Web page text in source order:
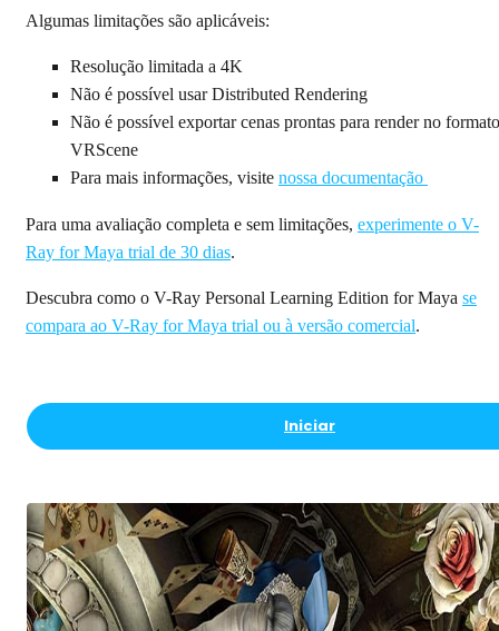
Algumas limitações são aplicáveis:
Resolução limitada a 4K
Não é possível usar Distributed Rendering
Não é possível exportar cenas prontas para render no formato
VRScene
Para mais informações, visite nossa documentação
Para uma avaliação completa e sem limitações, experimente o V-
Ray for Maya trial de 30 dias.
Descubra como o V-Ray Personal Learning Edition for Maya se
compara ao V-Ray for Maya trial ou à versão comercial.
Iniciar